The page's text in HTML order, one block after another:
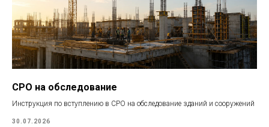
СРО на обследование
Инструкция по вступлению в СРО на обследование зданий и сооружений
30.07.2026